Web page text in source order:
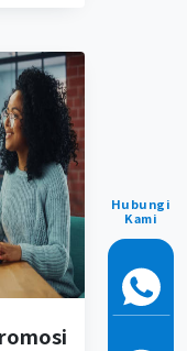
Hubungi
Kami